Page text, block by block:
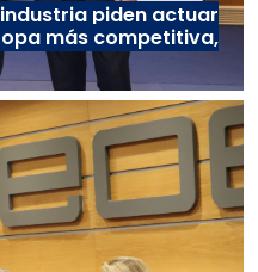
piden actuar
más competitiva,